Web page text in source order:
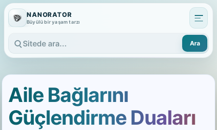
NANORATOR
Büyülü bir yaşam tarzı
Sitede ara
Ara
Aile Bağlarını
Güçlendirme Duaları